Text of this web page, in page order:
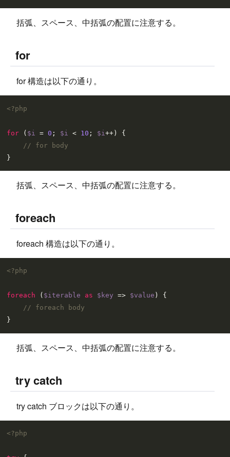
括弧、スペース、中括弧の配置に注意する。
for
for 構造は以下の通り。
<?php
for ( $i = 0 ; $i < 10 ; $i++) {
// for body
括弧、スペース、中括弧の配置に注意する。
foreach
foreach 構造は以下の通り。
<?php
foreach ( $iterable as $key => $value ) {
// foreach body
括弧、スペース、中括弧の配置に注意する。
try catch
try catch ブロックは以下の通り。
<?php